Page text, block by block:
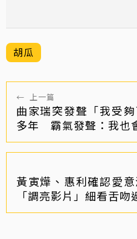
胡瓜
← 上一篇
曲家瑞突發聲「我受
多年 霸氣發聲：我也
黃寅燁、惠利確認愛
「調亮影片」細看舌吻